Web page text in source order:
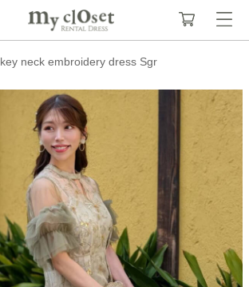
key neck embroidery dress Sgr